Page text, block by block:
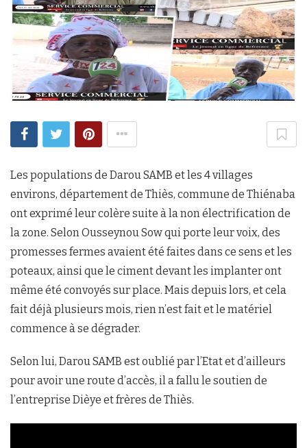
Les populations de Darou SAMB et les 4 villages
environs, département de Thiès, commune de Thiénaba
ont exprimé leur colère suite à la non électrification de
la zone. Selon Ousseynou Sow qui porte leur voix, des
promesses fermes avaient été faites dans ce sens et les
poteaux, ainsi que le ciment devant les implanter ont
même été convoyés sur place. Mais depuis lors, et cela
fait déjà plusieurs mois, rien n’est fait et le matériel
commence à se dégrader.
Selon lui, Darou SAMB est oublié par l’Etat et d’ailleurs
pour avoir une route d’accès, il a fallu le soutien de
l’entreprise Dièye et frères de Thiès.